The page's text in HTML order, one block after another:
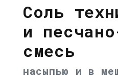
Соль
и
смесь
насыпью и в